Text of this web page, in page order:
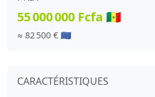
55 000 000 Fcfa 🇸🇳
≈ 82 500 € 🇪🇺
CARACTÉRISTIQUES